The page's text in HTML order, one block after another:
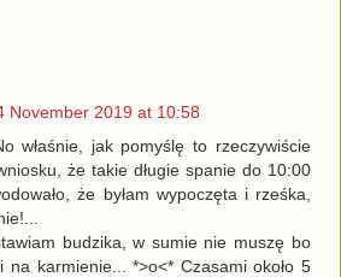
November 2019 at 10:58
właśnie, jak pomyślę to rzeczywiście
że takie długie spanie do 10:00
że byłam wypoczęta i rześka,
budzika, w sumie nie muszę bo
na karmienie... *>o<* Czasami około 5